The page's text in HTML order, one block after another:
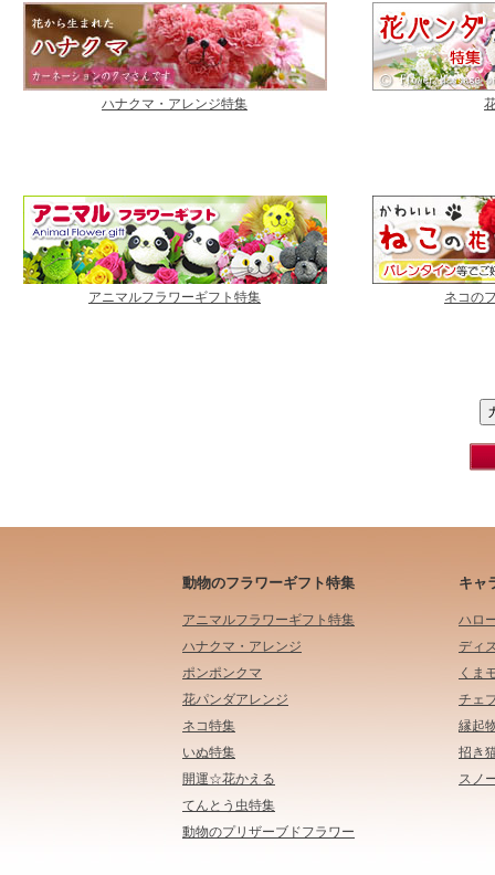
ハナクマ・アレンジ特集
アニマルフラワーギフト特集 ネコの
動物のフラワーギフト特集 キャ
アニマルフラワーギフト特集
ハナクマ・アレンジ
ポンポンクマ
花パンダアレンジ
ネコ特集
いぬ特集
開運☆花かえる
てんとう虫特集
動物のプリザーブドフラワー
ハロ
ディ
くま
チェ
縁起
招き
スノ